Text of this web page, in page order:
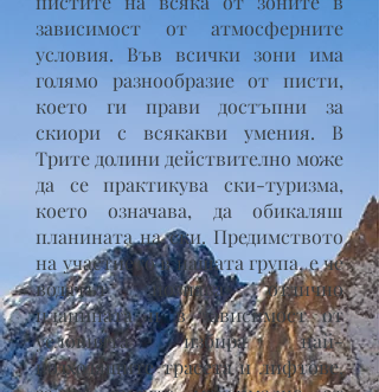
зависимост от атмосферните
условия. Във всички зони има
голямо разнообразие от писти,
което ги прави достъпни за
скиори с всякакви умения. В
Трите долини действително може
да се практикува ски-туризма,
което означава, да обикаляш
планината на ски. Предимството
на участието в нашата група, е че
водачът познава отлично
планината и в зависимост от
условията избира най-
подходящите трасета и лифтове,